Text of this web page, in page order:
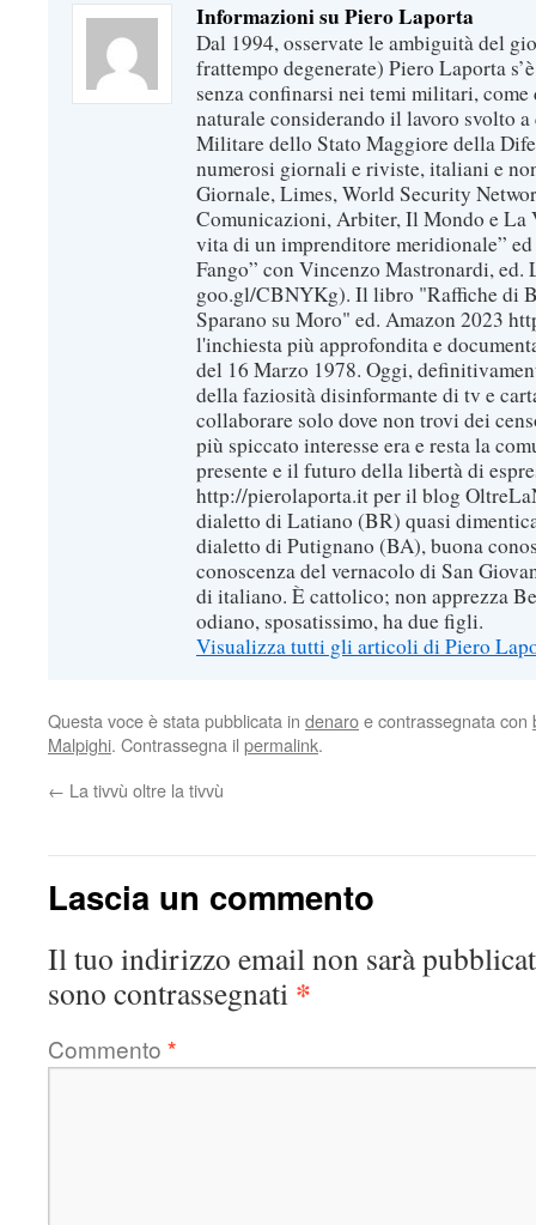
Informazioni su Piero Laporta
Dal 1994, osservate le ambiguità del
frattempo degenerate) Piero Laporta
senza confinarsi nei temi militari, come
naturale considerando il lavoro svolto
Militare dello Stato Maggiore della
numerosi giornali e riviste, italiani e
Giornale, Limes, World Security
Comunicazioni, Arbiter, Il Mondo e La
vita di un imprenditore meridionale”
Fango” con Vincenzo Mastronardi,
goo.gl/CBNYKg). Il libro "Raffiche di
Sparano su Moro" ed. Amazon 2023
l'inchiesta più approfondita e
del 16 Marzo 1978. Oggi,
della faziosità disinformante di tv e
collaborare solo dove non trovi dei
più spiccato interesse era e resta la
presente e il futuro della libertà di
http://pierolaporta.it per il blog
dialetto di Latiano (BR) quasi
dialetto di Putignano (BA), buona
conoscenza del vernacolo di San
di italiano. È cattolico; non apprezza
odiano, sposatissimo, ha due figli.
Visualizza tutti gli articoli di Piero
Questa voce è stata pubblicata in denaroe contrassegnata con
Malpighi. Contrassegna il permalink.
← La tivvù oltre la tivvù
Lascia un commento
Il tuo indirizzo email non sarà
sono contrassegnati *
Commento *